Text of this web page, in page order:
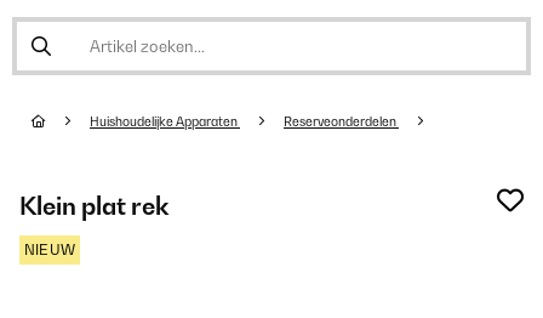
Huishoudelijke Apparaten Reserveonderdelen
Klein plat rek
NIEUW